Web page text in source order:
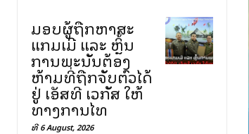
ມອບຜູ້ຖືກຫາສະ
ແກມເມີ ແລະ ຫຼິ້ນ
ການພະນັນຕ້ອງ
ຫ້າມທີ່ຖືກຈັບຕົວໄດ້
ຢູ່ ເອັສທີ ເວກັສ ໃຫ້
ທາງການໄທ
ທີ 6 August, 2026